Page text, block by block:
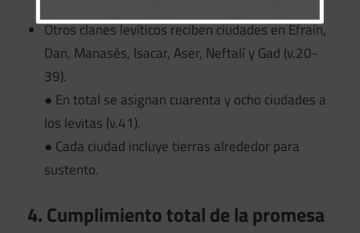
Otros clanes levíticos reciben ciudades en Efraín,
Dan, Manasés, Isacar, Aser, Neftalí y Gad (v.20-
39).
● En total se asignan cuarenta y ocho ciudades a
los levitas (v.41).
● Cada ciudad incluye tierras alrededor para
sustento.
4. Cumplimiento total de la promesa